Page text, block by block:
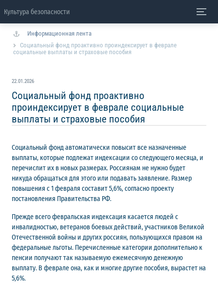
Культура безопасности
Информационная лента
Социальный фонд проактивно проиндексирует в феврале
социальные выплаты и страховые пособия
22.01.2026
Социальный фонд проактивно
проиндексирует в феврале социальные
выплаты и страховые пособия
Социальный фонд автоматически повысит все назначенные
выплаты, которые подлежат индексации со следующего месяца, и
перечислит их в новых размерах. Россиянам не нужно будет
никуда обращаться для этого или подавать заявление. Размер
повышения с 1 февраля составит 5,6%, согласно проекту
постановления Правительства РФ.
Прежде всего февральская индексация касается людей с
инвалидностью, ветеранов боевых действий, участников Великой
Отечественной войны и других россиян, пользующихся правом на
федеральные льготы. Перечисленные категории дополнительно к
пенсии получают так называемую ежемесячную денежную
выплату. В феврале она, как и многие другие пособия, вырастет на
5,6%.